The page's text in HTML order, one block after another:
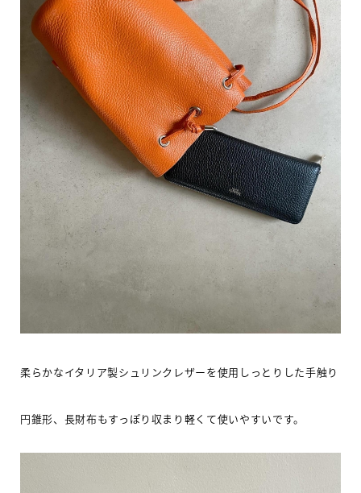
柔らかなイタリア製シュリンクレザーを使用しっとりした手触り
円錐形、長財布もすっぽり収まり軽くて使いやすいです。